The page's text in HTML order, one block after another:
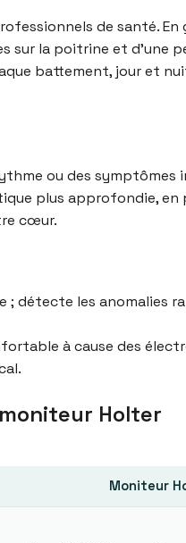
de santé. En
sur la poitrine et d’une
battement, jour et
ou des symptômes
plus approfondie, en
cœur.
détecte les anomalies
à cause des
Holter
Moniteur